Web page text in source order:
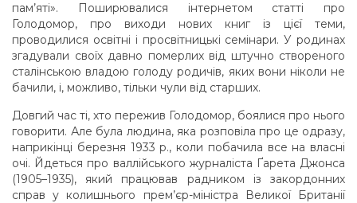
пам’яті». Поширювалися інтернетом статті про
Голодомор, про виходи нових книг із цієї теми,
проводилися освітні і просвітницькі семінари. У родинах
згадували своїх давно померлих від штучно створеного
сталінською владою голоду родичів, яких вони ніколи не
бачили, і, можливо, тільки чули від старших.
Довгий час ті, хто пережив Голодомор, боялися про нього
говорити. Але була людина, яка розповіла про це одразу,
наприкінці березня 1933 р., коли побачила все на власні
очі. Йдеться про валлійського журналіста Ґарета Джонса
(1905–1935), який працював радником із закордонних
справ у колишнього прем’єр-міністра Великої Британії